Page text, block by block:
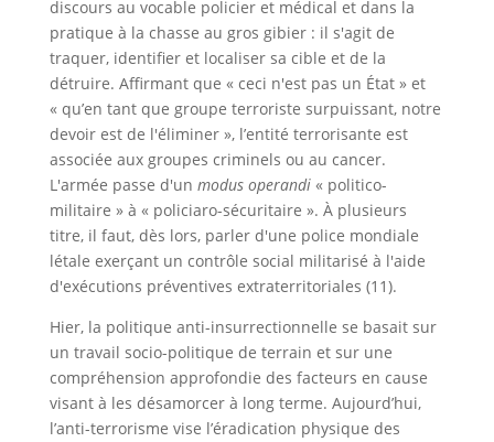
discours au vocable policier et médical et dans la
pratique à la chasse au gros gibier : il s'agit de
traquer, identifier et localiser sa cible et de la
détruire. Affirmant que « ceci n'est pas un État » et
« qu’en tant que groupe terroriste surpuissant, notre
devoir est de l'éliminer », l’entité terrorisante est
associée aux groupes criminels ou au cancer.
L'armée passe d'un modus operandi « politico-
militaire » à « policiaro-sécuritaire ». À plusieurs
titre, il faut, dès lors, parler d'une police mondiale
létale exerçant un contrôle social militarisé à l'aide
d'exécutions préventives extraterritoriales (11).
Hier, la politique anti-insurrectionnelle se basait sur
un travail socio-politique de terrain et sur une
compréhension approfondie des facteurs en cause
visant à les désamorcer à long terme. Aujourd’hui,
l’anti-terrorisme vise l’éradication physique des